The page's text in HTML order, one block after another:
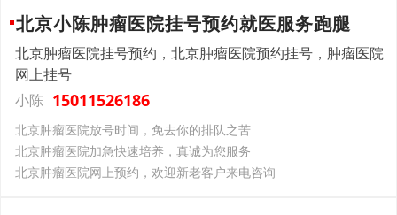
北京小陈肿瘤医院挂号预约就医服务跑腿
北京肿瘤医院挂号预约，北京肿瘤医院预约挂号，肿瘤医院
网上挂号
小陈 15011526186
北京肿瘤医院放号时间，免去你的排队之苦
北京肿瘤医院加急快速培养，真诚为您服务
北京肿瘤医院网上预约，欢迎新老客户来电咨询